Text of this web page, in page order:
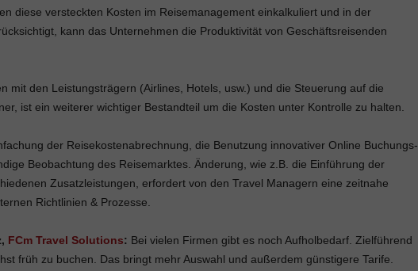
diese versteckten Kosten im Reisemanagement einkalkuliert und in der
kann das Unternehmen die Produktivität von Geschäftsreisenden
mit den Leistungsträgern (Airlines, Hotels, usw.) und die Steuerung auf die
ist ein weiterer wichtiger Bestandteil um die Kosten unter Kontrolle zu halten.
der Reisekostenabrechnung, die Benutzung innovativer Online Buchungs-
Beobachtung des Reisemarktes. Änderung, wie z.B. die Einführung der
Zusatzleistungen, erfordert von den Travel Managern eine zeitnahe
Richtlinien & Prozesse.
FCm Travel Solutions: Bei vielen Firmen gibt es noch Aufholbedarf. Zielführend
früh zu buchen. Das bringt mehr Auswahl und außerdem günstigere Tarife.